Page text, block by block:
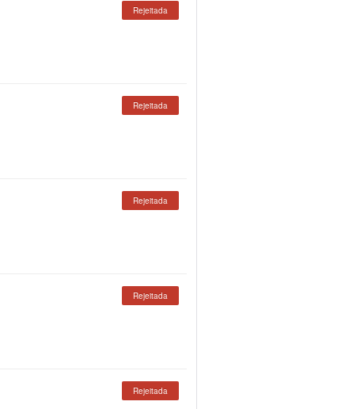
Rejeitada
Rejeitada
Rejeitada
Rejeitada
Rejeitada